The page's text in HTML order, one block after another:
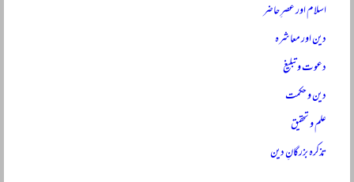
اسلام اور عصرِ حاضر
دین اور معاشرہ
دعوت و تبلیغ
دین و حکمت
علم و تحقیق
تذکرہ بزرگانِ دین